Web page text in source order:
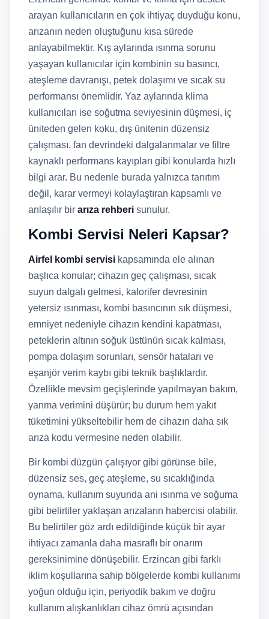
arayan kullanıcıların en çok ihtiyaç duyduğu konu,
arızanın neden oluştuğunu kısa sürede
anlayabilmektir. Kış aylarında ısınma sorunu
yaşayan kullanıcılar için kombinin su basıncı,
ateşleme davranışı, petek dolaşımı ve sıcak su
performansı önemlidir. Yaz aylarında klima
kullanıcıları ise soğutma seviyesinin düşmesi, iç
üniteden gelen koku, dış ünitenin düzensiz
çalışması, fan devrindeki dalgalanmalar ve filtre
kaynaklı performans kayıpları gibi konularda hızlı
bilgi arar. Bu nedenle burada yalnızca tanıtım
değil, karar vermeyi kolaylaştıran kapsamlı ve
anlaşılır bir arıza rehberi sunulur.
Kombi Servisi Neleri Kapsar?
Airfel kombi servisi kapsamında ele alınan
başlıca konular; cihazın geç çalışması, sıcak
suyun dalgalı gelmesi, kalorifer devresinin
yetersiz ısınması, kombi basıncının sık düşmesi,
emniyet nedeniyle cihazın kendini kapatması,
peteklerin altının soğuk üstünün sıcak kalması,
pompa dolaşım sorunları, sensör hataları ve
eşanjör verim kaybı gibi teknik başlıklardır.
Özellikle mevsim geçişlerinde yapılmayan bakım,
yanma verimini düşürür; bu durum hem yakıt
tüketimini yükseltebilir hem de cihazın daha sık
arıza kodu vermesine neden olabilir.
Bir kombi düzgün çalışıyor gibi görünse bile,
düzensiz ses, geç ateşleme, su sıcaklığında
oynama, kullanım suyunda ani ısınma ve soğuma
gibi belirtiler yaklaşan arızaların habercisi olabilir.
Bu belirtiler göz ardı edildiğinde küçük bir ayar
ihtiyacı zamanla daha masraflı bir onarım
gereksinimine dönüşebilir. Erzincan gibi farklı
iklim koşullarına sahip bölgelerde kombi kullanımı
yoğun olduğu için, periyodik bakım ve doğru
kullanım alışkanlıkları cihaz ömrü açısından